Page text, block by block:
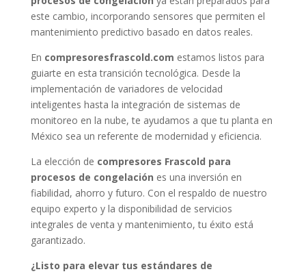
este cambio, incorporando sensores que permiten el
mantenimiento predictivo basado en datos reales.
En compresoresfrascold.com estamos listos para
guiarte en esta transición tecnológica. Desde la
implementación de variadores de velocidad
inteligentes hasta la integración de sistemas de
monitoreo en la nube, te ayudamos a que tu planta en
México sea un referente de modernidad y eficiencia.
La elección de compresores Frascold para
procesos de congelación es una inversión en
fiabilidad, ahorro y futuro. Con el respaldo de nuestro
equipo experto y la disponibilidad de servicios
integrales de venta y mantenimiento, tu éxito está
garantizado.
¿Listo para elevar tus estándares de